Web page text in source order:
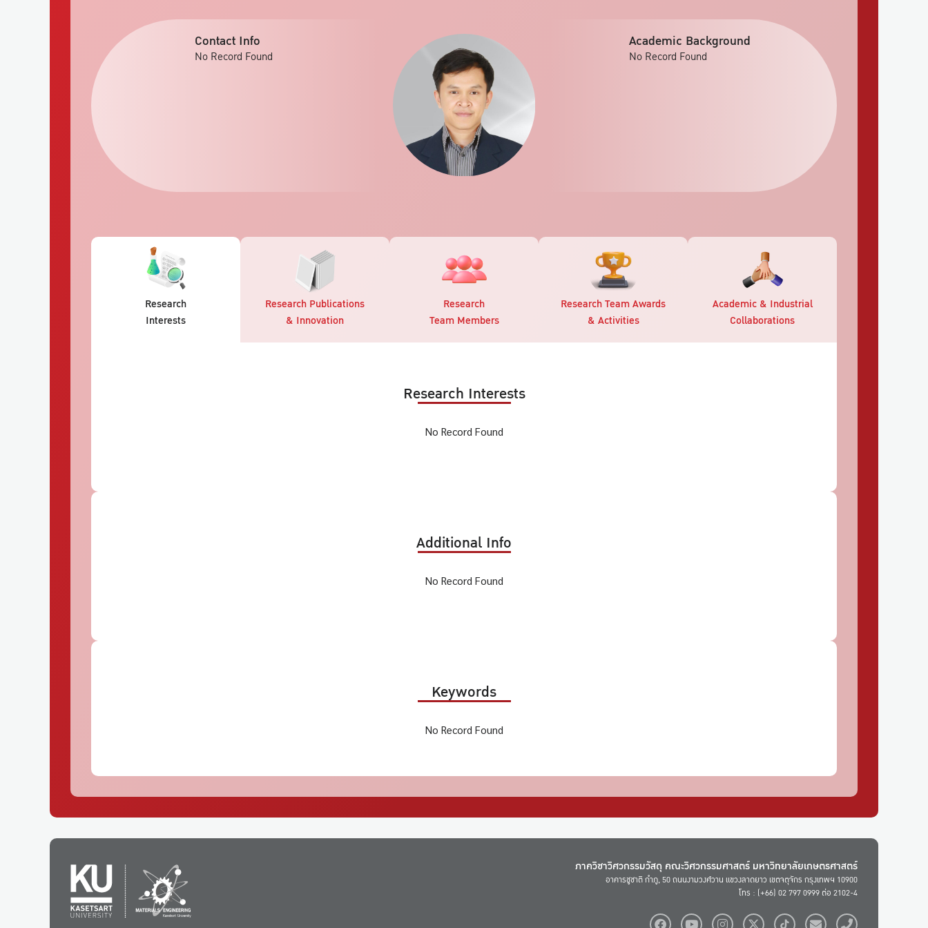
Contact Info
No Record Found
Academic Background
No Record Found
Research
Interests
Research Publications
& Innovation
Research
Team Members
Research Team Awards
& Activities
Academic & Industrial
Collaborations
Research Interests
No Record Found
Additional Info
No Record Found
Keywords
No Record Found
ภาควิชาวิศวกรรมวัสดุ คณะวิศวกรรมศาสตร์ มหาวิทยาลัยเกษตรศาสตร์
อาคารชูชาติ กำภู, 50 ถนนงามวงศ์วาน แขวงลาดยาว เขตจตุจักร กรุงเทพฯ 10900
โทร : (+66) 02 797 0999 ต่อ 2102-4